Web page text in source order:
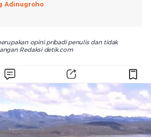
Adinugroho
opini pribadi penulis dan tidak
Redaksi detik.com